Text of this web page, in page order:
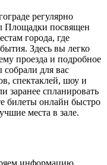
регулярно
Площадки посвящен
города, где
Здесь вы легко
проезда и подробное
для вас
спектаклей, шоу и
заранее спланировать
билеты онлайн быстро
места в зале.
информацию